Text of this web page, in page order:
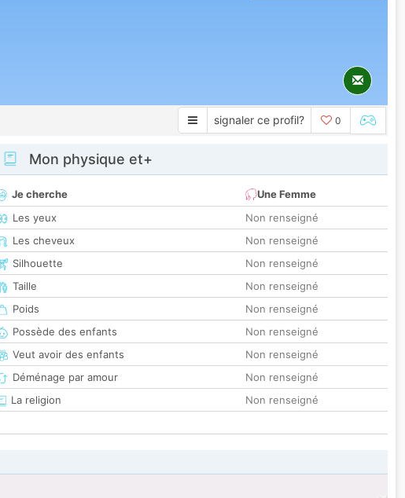
signaler ce profil? 0
Mon physique et+
Je cherche
Une Femme
Les yeux
Non renseigné
Les cheveux
Non renseigné
Silhouette
Non renseigné
Taille
Non renseigné
Poids
Non renseigné
Possède des enfants
Non renseigné
Veut avoir des enfants
Non renseigné
Déménage par amour
Non renseigné
La religion
Non renseigné